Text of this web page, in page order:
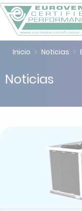
Inicio Noticias
Noticias